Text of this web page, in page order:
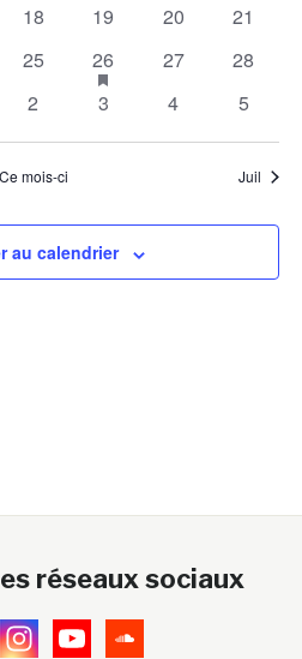
0
18
0
19
0
20
0
21
0
évènements
25
1
évènement
26has
featured
évènements
0
27
0
28
0
2
0
3
0
4
0
5
Ce mois-ci Juil
au calendrier
réseaux sociaux